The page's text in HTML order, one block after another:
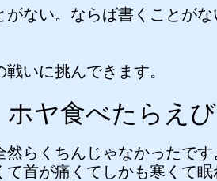
がない。ならば書くことが
戦いに挑んできます。
ヤ食べたらえ
然らくちんじゃなかったで
て首が痛くてしかも寒くて